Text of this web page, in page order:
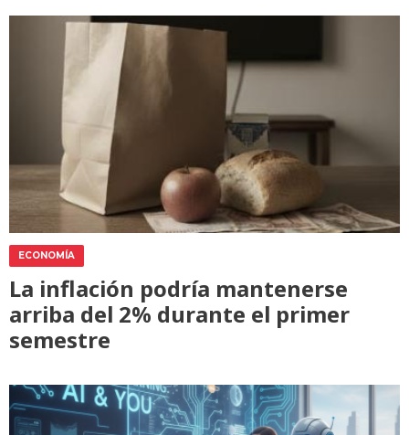
ECONOMÍA
La inflación podría mantenerse
arriba del 2% durante el primer
semestre